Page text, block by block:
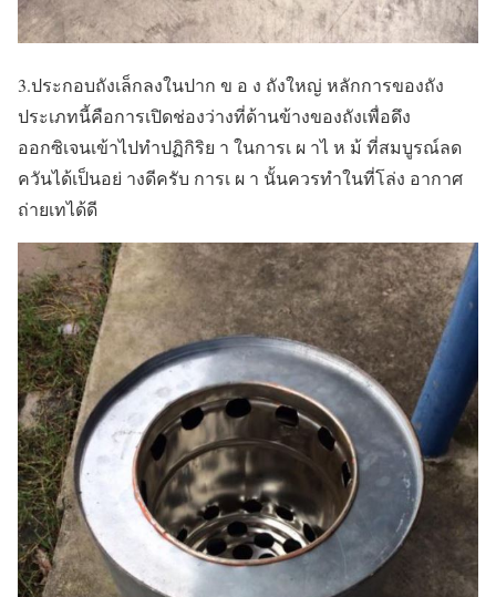
3.ประกอบถังเล็กลงในปาก ข อ ง ถังใหญ่ หลักการของถัง
ประเภทนี้คือการเปิดช่องว่างที่ด้านข้างของถังเพื่อดึง
ออกซิเจนเข้าไปทำปฏิกิริย า ในการเ ผ าไ ห ม้ ที่สมบูรณ์ลด
ควันได้เป็นอย่ างดีครับ การเ ผ า นั้นควรทำในที่โล่ง อากาศ
ถ่ายเทได้ดี